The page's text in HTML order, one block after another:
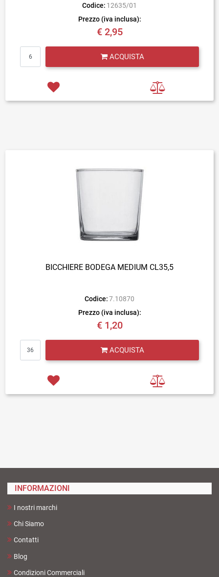
Codice: 12635/01
Prezzo (iva inclusa):
€ 2,95
ACQUISTA
BICCHIERE BODEGA MEDIUM CL35,5
Codice: 7.10870
Prezzo (iva inclusa):
€ 1,20
ACQUISTA
INFORMAZIONI
I nostri marchi
Chi Siamo
Contatti
Blog
Condizioni Commerciali